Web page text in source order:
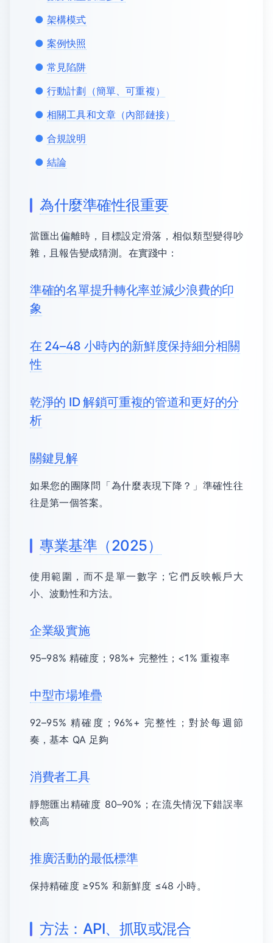
架構模式
案例快照
常見陷阱
行動計劃（簡單、可重複）
相關工具和文章（內部鏈接）
合規說明
結論
為什麼準確性很重要
當匯出偏離時，目標設定滑落，相似類型變得吵
雜，且報告變成猜測。在實踐中：
準確的名單提升轉化率並減少浪費的印
象
在 24–48 小時內的新鮮度保持細分相關
性
乾淨的 ID 解鎖可重複的管道和更好的分
析
關鍵見解
如果您的團隊問「為什麼表現下降？」準確性往
往是第一個答案。
專業基準（2025）
使用範圍，而不是單一數字；它們反映帳戶大
小、波動性和方法。
企業級實施
95–98% 精確度；98%+ 完整性；<1% 重複率
中型市場堆疊
92–95% 精確度；96%+ 完整性；對於每週節
奏，基本 QA 足夠
消費者工具
靜態匯出精確度 80–90%；在流失情況下錯誤率
較高
推廣活動的最低標準
保持精確度 ≥95% 和新鮮度 ≤48 小時。
方法：API、抓取或混合